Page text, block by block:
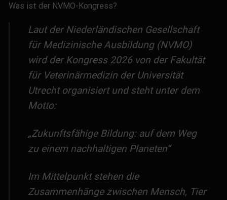
Was ist der NVMO-Kongress?
Laut der Niederländischen Gesellschaft
für Medizinische Ausbildung (NVMO)
wird der Kongress 2026 von der Fakultät
für Veterinärmedizin der Universität
Utrecht organisiert und steht unter dem
Motto:
„Zukunftsfähige Bildung: auf dem Weg
zu einem nachhaltigen Planeten“
Im Mittelpunkt stehen die
Zusammenhänge zwischen Mensch, Tier